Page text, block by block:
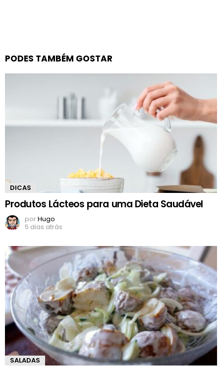
PODES TAMBÉM GOSTAR
DICAS
Produtos Lácteos para uma Dieta Saudável
porHugo
5 dias atrás
SALADAS